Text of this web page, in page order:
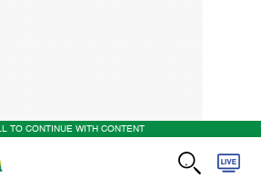
TO CONTINUE WITH CONTENT